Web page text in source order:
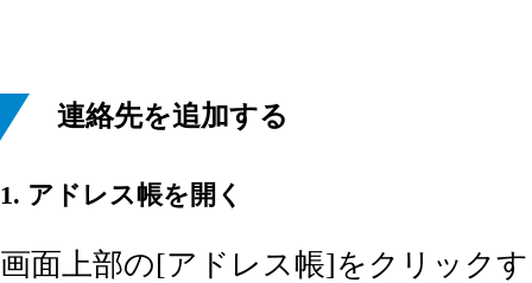
連絡先を追加する
1. アドレス帳を開く
画面上部の[アドレス帳]をクリック